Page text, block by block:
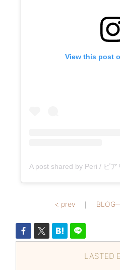
View this post
< prev ｜ BLOG
LASTED